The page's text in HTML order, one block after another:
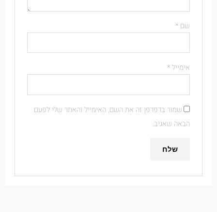
שם *
אימייל*
שמור בדפדפן זה את השם, האימייל והאתר שלי לפעם
הבאה שאגיב.